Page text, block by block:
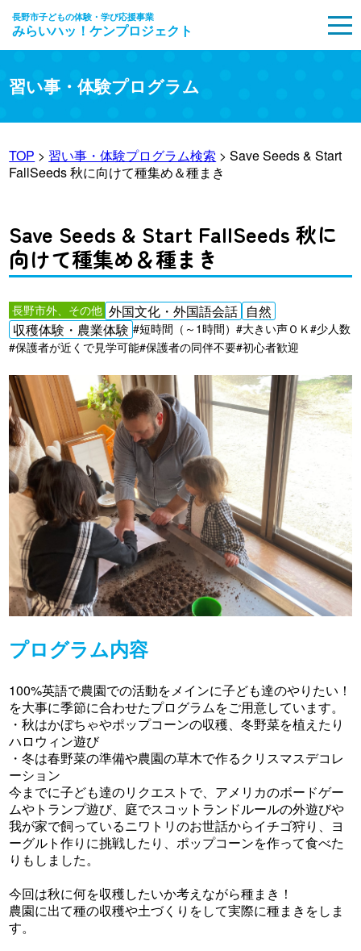
長野市子どもの体験・学び応援事業
みらいハッ！ケンプロジェクト
習い事・体験プログラム
TOP > 習い事・体験プログラム検索 > Save Seeds & Start
FallSeeds 秋に向けて種集め＆種まき
Save Seeds & Start FallSeeds 秋に
向けて種集め＆種まき
長野市外、その他 外国文化・外国語会話 自然
収穫体験・農業体験 #短時間（～1時間）#大きい声ＯＫ#少人数
#保護者が近くで見学可能#保護者の同伴不要#初心者歓迎
プログラム内容
100%英語で農園での活動をメインに子ども達のやりたい！
を大事に季節に合わせたプログラムをご用意しています。
・秋はかぼちゃやポップコーンの収穫、冬野菜を植えたり
ハロウィン遊び
・冬は春野菜の準備や農園の草木で作るクリスマスデコレ
ーション
今までに子ども達のリクエストで、アメリカのボードゲー
ムやトランプ遊び、庭でスコットランドルールの外遊びや
我が家で飼っているニワトリのお世話からイチゴ狩り、ヨ
ーグルト作りに挑戦したり、ポップコーンを作って食べた
りもしました。
今回は秋に何を収穫したいか考えながら種まき！
農園に出て種の収穫や土づくりをして実際に種まきをしま
す。